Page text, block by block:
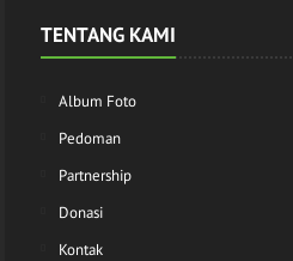
TENTANG KAMI
Album Foto
Pedoman
Partnership
Donasi
Kontak